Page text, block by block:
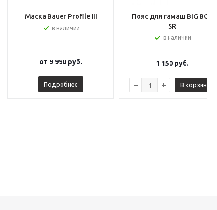
Маска Bauer Profile III
в наличии
от 9 990 руб.
Подробнее
Пояс для гамаш BIG BOY
SR
в наличии
1 150руб.
В корзину